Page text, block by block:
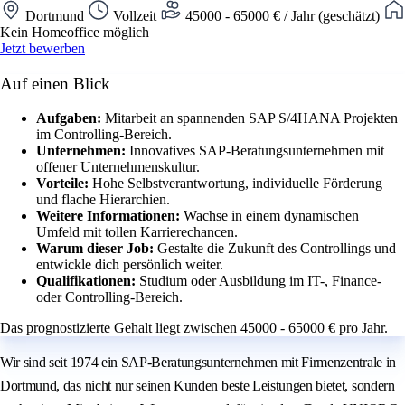
Dortmund Vollzeit
45000 - 65000 € / Jahr (geschätzt)
Kein Homeoffice möglich
Jetzt bewerben
Auf einen Blick
Aufgaben: Mitarbeit an spannenden SAP S/4HANA Projekten
im Controlling-Bereich.
Unternehmen: Innovatives SAP-Beratungsunternehmen mit
offener Unternehmenskultur.
Vorteile: Hohe Selbstverantwortung, individuelle Förderung
und flache Hierarchien.
Weitere Informationen: Wachse in einem dynamischen
Umfeld mit tollen Karrierechancen.
Warum dieser Job: Gestalte die Zukunft des Controllings und
entwickle dich persönlich weiter.
Qualifikationen: Studium oder Ausbildung im IT-, Finance-
oder Controlling-Bereich.
Das prognostizierte Gehalt liegt zwischen 45000 - 65000 € pro Jahr.
Wir sind seit 1974 ein SAP-Beratungsunternehmen mit Firmenzentrale in
Dortmund, das nicht nur seinen Kunden beste Leistungen bietet, sondern